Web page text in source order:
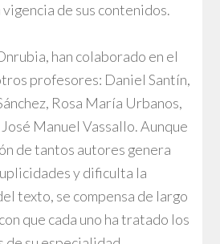
vigencia de sus contenidos.
han colaborado en el
profesores: Daniel Santín,
Rosa María Urbanos,
Manuel Vassallo. Aunque
de tantos autores genera
y dificulta la
texto, se compensa de largo
que cada uno ha tratado los